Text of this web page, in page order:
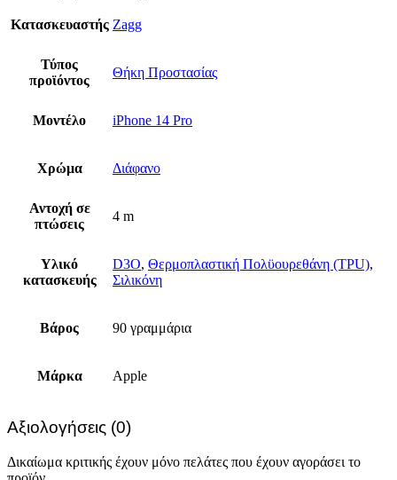
Κατασκευαστής Zagg
Τύπος
προϊόντος
Θήκη Προστασίας
Μοντέλο iPhone 14 Pro
Χρώμα Διάφανο
Αντοχή σε
πτώσεις
4 m
Υλικό
κατασκευής
D3O, Θερμοπλαστική Πολϋουρεθάνη (TPU),
Σιλικόνη
Βάρος 90 γραμμάρια
Μάρκα Apple
Αξιολογήσεις (0)
Δικαίωμα κριτικής έχουν μόνο πελάτες που έχουν αγοράσει το